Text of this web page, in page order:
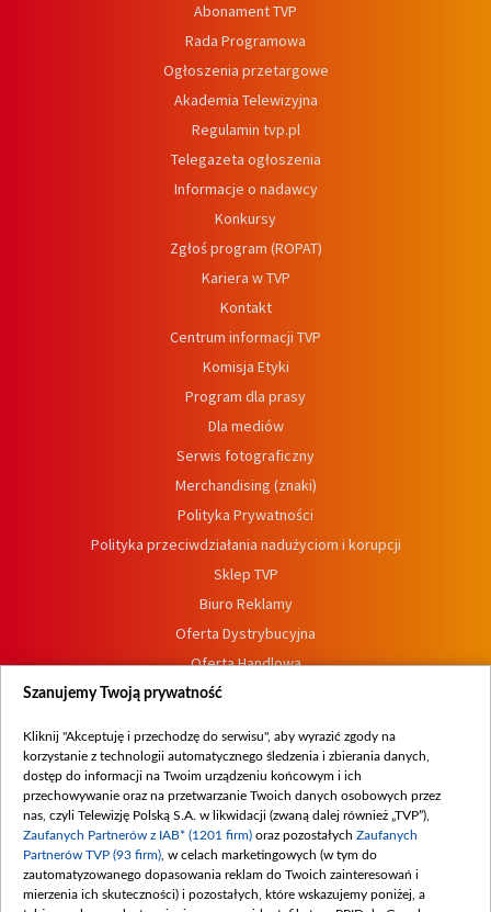
Abonament TVP
Rada Programowa
Ogłoszenia przetargowe
Akademia Telewizyjna
Regulamin tvp.pl
Telegazeta ogłoszenia
Informacje o nadawcy
Konkursy
Zgłoś program (ROPAT)
Kariera w TVP
Kontakt
Centrum informacji TVP
Komisja Etyki
Program dla prasy
Dla mediów
Serwis fotograficzny
Merchandising (znaki)
Polityka Prywatności
Polityka przeciwdziałania nadużyciom i korupcji
Sklep TVP
Biuro Reklamy
Oferta Dystrybucyjna
Oferta Handlowa
Dostępność
Procedura zgłoszeń wewnętrznych
Szanujemy Twoją prywatność
Kliknij "Akceptuję i przechodzę do serwisu", aby wyrazić zgody na
korzystanie z technologii automatycznego śledzenia i zbierania danych,
dostęp do informacji na Twoim urządzeniu końcowym i ich
przechowywanie oraz na przetwarzanie Twoich danych osobowych przez
nas, czyli Telewizję Polską S.A. w likwidacji (zwaną dalej również „TVP”),
Zaufanych Partnerów z IAB* (1201 firm) oraz pozostałych Zaufanych
Partnerów TVP (93 firm) , w celach marketingowych (w tym do
zautomatyzowanego dopasowania reklam do Twoich zainteresowań i
mierzenia ich skuteczności) i pozostałych, które wskazujemy poniżej, a